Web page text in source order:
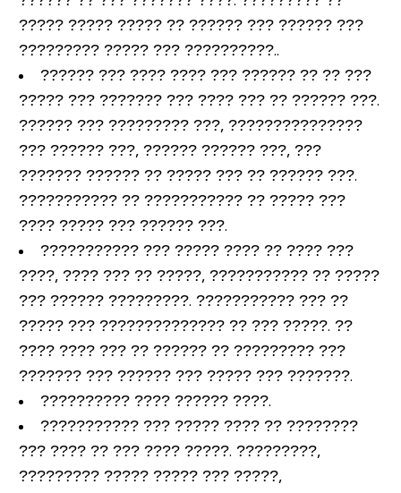
????? ????? ????? ?? ?????? ??? ?????? ???
????????? ????? ??? ??????????..
?????? ??? ???? ???? ??? ?????? ?? ?? ???
????? ??? ??????? ??? ???? ??? ?? ?????? ???.
?????? ??? ????????? ???, ???????????????
??? ?????? ???, ?????? ?????? ???, ???
??????? ?????? ?? ????? ??? ?? ?????? ???.
??????????? ?? ??????????? ?? ????? ???
???? ????? ??? ?????? ???.
??????????? ??? ????? ???? ?? ???? ???
????, ???? ??? ?? ?????, ??????????? ?? ?????
??? ?????? ?????????. ??????????? ??? ??
????? ??? ?????????????? ?? ??? ?????. ??
???? ???? ??? ?? ?????? ?? ????????? ???
??????? ??? ?????? ??? ????? ??? ???????.
?????????? ???? ?????? ????.
??????????? ??? ????? ???? ?? ????????
??? ???? ?? ??? ???? ?????. ?????????,
????????? ????? ????? ??? ?????,